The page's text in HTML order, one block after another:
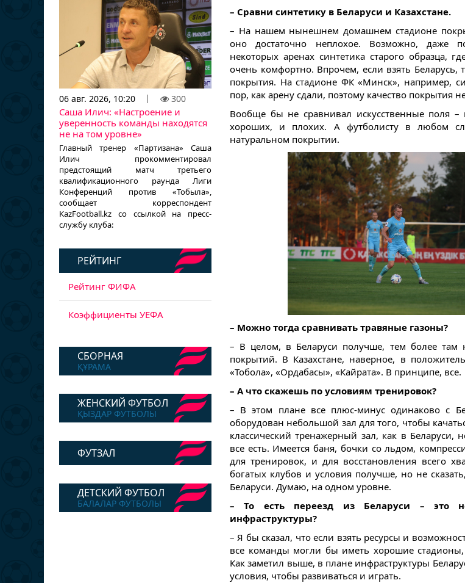
06 авг. 2026, 10:20 300
Саша Илич: «Настроение и
уверенность команды находятся
не на том уровне»
Главный тренер «Партизана» Саша
Илич прокомментировал
предстоящий матч третьего
квалификационного раунда Лиги
Конференций против «Тобыла»,
сообщает корреспондент
KazFootball.kz со ссылкой на пресс-
службу клуба:
РЕЙТИНГ
Рейтинг ФИФА
Коэффициенты УЕФА
СБОРНАЯ
ҚҰРАМА
ЖЕНСКИЙ ФУТБОЛ
ҚЫЗДАР ФУТБОЛЫ
ФУТЗАЛ
ДЕТСКИЙ ФУТБОЛ
БАЛАЛАР ФУТБОЛЫ
– Сравни синтетику в Беларуси и Казахстане.
– На нашем нынешнем домашнем стадионе
оно достаточно неплохое. Возможно, даже
некоторых аренах синтетика старого образца,
очень комфортно. Впрочем, если взять Беларусь,
покрытия. На стадионе ФК «Минск», например,
пор, как арену сдали, поэтому качество покрытия
Вообще бы не сравнивал искусственные поля –
хороших, и плохих. А футболисту в любом
натуральном покрытии.
– Можно тогда сравнивать травяные газоны?
– В целом, в Беларуси получше, тем более там
покрытий. В Казахстане, наверное, в
«Тобола», «Ордабасы», «Кайрата». В принципе, все.
– А что скажешь по условиям тренировок?
– В этом плане все плюс-минус одинаково с
оборудован небольшой зал для того, чтобы
классический тренажерный зал, как в Беларуси,
все есть. Имеется баня, бочки со льдом,
для тренировок, и для восстановления всего
богатых клубов и условия получше, но не
Беларуси. Думаю, на одном уровне.
– То есть переезд из Беларуси – это
инфраструктуры?
– Я бы сказал, что если взять ресурсы и
все команды могли бы иметь хорошие стадионы,
Как заметил выше, в плане инфраструктуры
условия, чтобы развиваться и играть.